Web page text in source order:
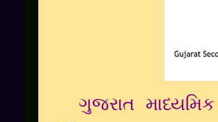
ગુજરાત